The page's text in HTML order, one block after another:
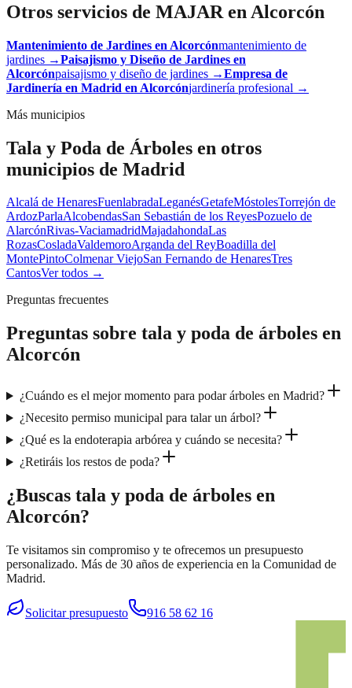
Otros servicios de MAJAR en Alcorcón
Mantenimiento de Jardines en Alcorcónmantenimiento de
jardines →Paisajismo y Diseño de Jardines en
Alcorcónpaisajismo y diseño de jardines →Empresa de
Jardinería en Madrid en Alcorcónjardinería profesional →
Más municipios
Tala y Poda de Árboles en otros
municipios de Madrid
Alcalá de HenaresFuenlabradaLeganésGetafeMóstolesTorrejón de
ArdozParlaAlcobendasSan Sebastián de los ReyesPozuelo de
AlarcónRivas-VaciamadridMajadahondaLas
RozasCosladaValdemoroArganda del ReyBoadilla del
MontePintoColmenar ViejoSan Fernando de HenaresTres
CantosVer todos →
Preguntas frecuentes
Preguntas sobre tala y poda de árboles en
Alcorcón
¿Cuándo es el mejor momento para podar árboles en Madrid?
¿Necesito permiso municipal para talar un árbol?
¿Qué es la endoterapia arbórea y cuándo se necesita?
¿Retiráis los restos de poda?
¿Buscas tala y poda de árboles en
Alcorcón?
Te visitamos sin compromiso y te ofrecemos un presupuesto
personalizado. Más de 30 años de experiencia en la Comunidad de
Madrid.
Solicitar presupuesto 916 58 62 16